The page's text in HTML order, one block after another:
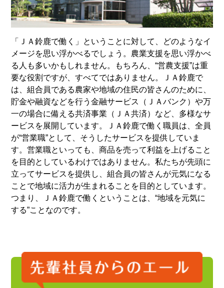
「ＪＡ鈴鹿で働く」ということに対して、どのようなイ
メージを思い浮かべるでしょう。農業支援を思い浮かべ
る人も多いかもしれません。もちろん、“営農支援”は重
要な役割ですが、すべてではありません。ＪＡ鈴鹿で
は、組合員である農家や地域の住民の皆さんのために、
貯金や融資などを行う金融サービス（ＪＡバンク）や万
一の場合に備える共済事業（ＪＡ共済）など、多様なサ
ービスを展開しています。ＪＡ鈴鹿で働く職員は、全員
が“営業職”として、そうしたサービスを提供していま
す。営業職といっても、商品を売って利益を上げること
を目的としているわけではありません。私たちが先頭に
立ってサービスを提供し、組合員の皆さんが元気になる
ことで地域に活力が生まれることを目的としています。
つまり、ＪＡ鈴鹿で働くということは、“地域を元気に
する”ことなのです。